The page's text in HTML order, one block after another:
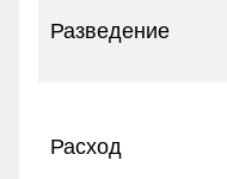
Разведение
Расход